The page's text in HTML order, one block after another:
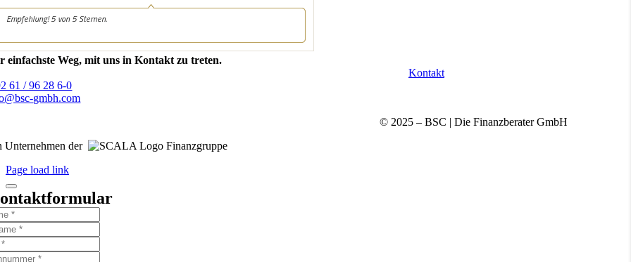
einfachste Weg, mit uns in Kontakt zu treten.
Kontakt
61 / 96 28 6-0
gmbh.com
© 2025 – BSC | Die Finanzberater GmbH
Unternehmen der
Finanzgruppe
Page load link